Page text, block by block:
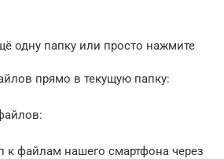
одну папку или просто нажмите
прямо в текущую папку:
к файлам нашего смартфона через